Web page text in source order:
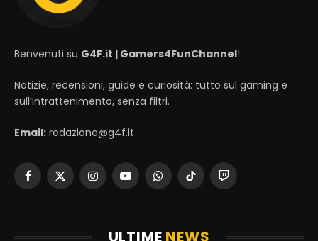
Benvenuti su G4F.it | Gamers4FunChannel!
Notizie, recensioni, guide e curiosità: tutto sul gaming e
sull’intrattenimento, senza filtri.
Email: redazione@g4f.it
Facebook
X
InstagramYouTubeWhatsAppTikTokTwitch
ULTIME NEWS